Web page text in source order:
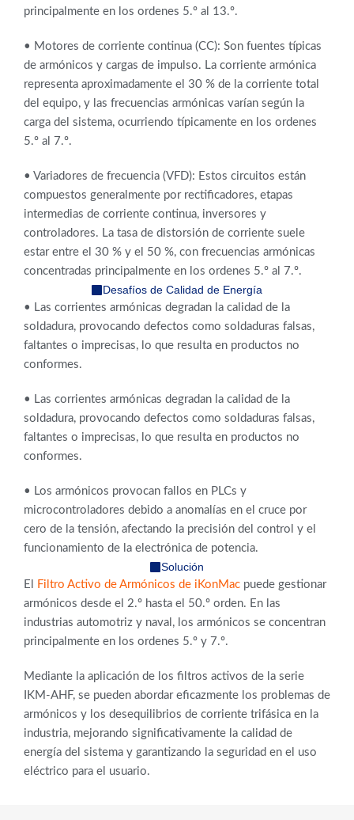
principalmente en los ordenes 5.º al 13.º.
• Motores de corriente continua (CC): Son fuentes típicas
de armónicos y cargas de impulso. La corriente armónica
representa aproximadamente el 30 % de la corriente total
del equipo, y las frecuencias armónicas varían según la
carga del sistema, ocurriendo típicamente en los ordenes
5.º al 7.º.
• Variadores de frecuencia (VFD): Estos circuitos están
compuestos generalmente por rectificadores, etapas
intermedias de corriente continua, inversores y
controladores. La tasa de distorsión de corriente suele
estar entre el 30 % y el 50 %, con frecuencias armónicas
concentradas principalmente en los ordenes 5.º al 7.º.
Desafíos de Calidad de Energía
• Las corrientes armónicas degradan la calidad de la
soldadura, provocando defectos como soldaduras falsas,
faltantes o imprecisas, lo que resulta en productos no
conformes.
• Las corrientes armónicas degradan la calidad de la
soldadura, provocando defectos como soldaduras falsas,
faltantes o imprecisas, lo que resulta en productos no
conformes.
• Los armónicos provocan fallos en PLCs y
microcontroladores debido a anomalías en el cruce por
cero de la tensión, afectando la precisión del control y el
funcionamiento de la electrónica de potencia.
Solución
El Filtro Activo de Armónicos de iKonMac puede gestionar
armónicos desde el 2.º hasta el 50.º orden. En las
industrias automotriz y naval, los armónicos se concentran
principalmente en los ordenes 5.º y 7.º.
Mediante la aplicación de los filtros activos de la serie
IKM-AHF, se pueden abordar eficazmente los problemas de
armónicos y los desequilibrios de corriente trifásica en la
industria, mejorando significativamente la calidad de
energía del sistema y garantizando la seguridad en el uso
eléctrico para el usuario.